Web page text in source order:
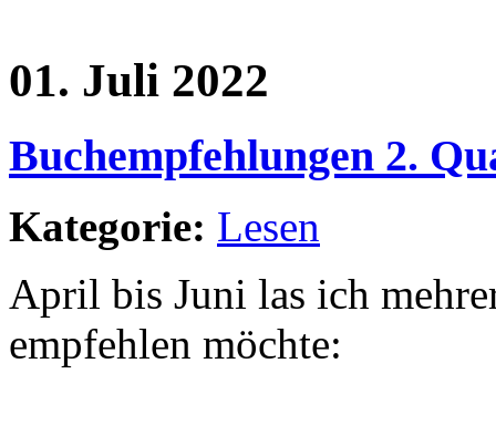
01. Juli 2022
Buchempfehlungen 2.
Kategorie: Lesen
April bis Juni las ich
empfehlen möchte: